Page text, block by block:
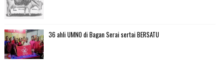
36 ahli UMNO di Bagan Serai sertai BERSATU